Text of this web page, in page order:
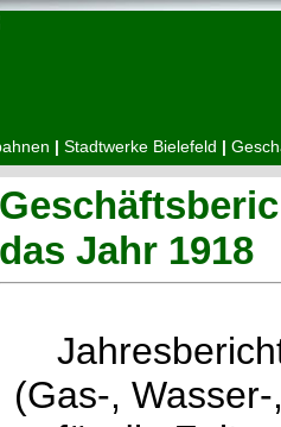
| Stadtwerke Bielefeld |
das Jahr 1918
(Gas-,